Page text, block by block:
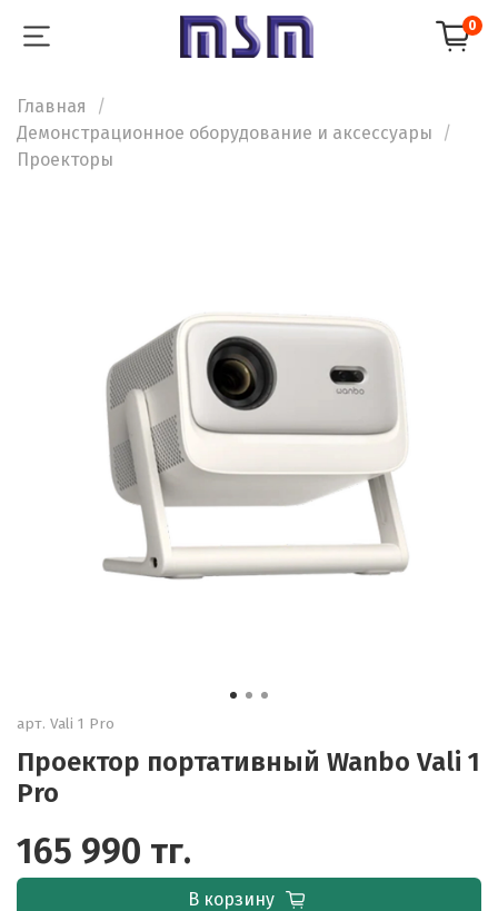
0
Главная
Демонстрационное оборудование и аксессуары
Проекторы
арт. Vali 1 Pro
Проектор портативный Wanbo Vali 1
Pro
165 990 тг.
В корзину